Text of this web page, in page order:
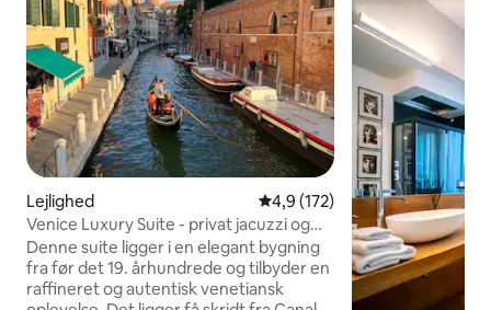
Lejlighed 4,9 ud af 5 i gennemsnitlig
4,9 (172)
Venice Luxury Suite - privat jacuzzi og
design
Denne suite ligger i en elegant bygning
fra før det 19. århundrede og tilbyder en
raffineret og autentisk venetiansk